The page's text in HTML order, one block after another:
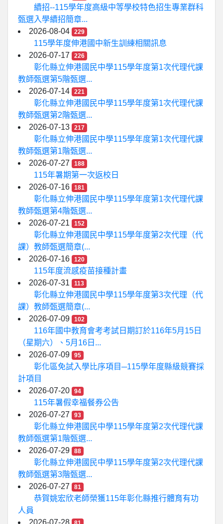
續招--115學年度高級中等學校特色招生專業群科
甄選入學續招簡章...
2026-08-04
229
115學年度伸港國中新生訓練相關訊息
2026-07-17
226
彰化縣立伸港國民中學115學年度第1次代理代課
教師甄選第5階甄選...
2026-07-14
221
彰化縣立伸港國民中學115學年度第1次代理代課
教師甄選第2階甄選...
2026-07-13
217
彰化縣立伸港國民中學115學年度第1次代理代課
教師甄選第1階甄選...
2026-07-27
188
115年暑期第一次返校日
2026-07-16
181
彰化縣立伸港國民中學115學年度第1次代理代課
教師甄選第4階甄選...
2026-07-21
152
彰化縣立伸港國民中學115學年度第2次代理（代
課）教師甄選簡章(...
2026-07-16
120
115年度流感疫苗接種計畫
2026-07-31
113
彰化縣立伸港國民中學115學年度第3次代理（代
課）教師甄選簡章(...
2026-07-09
102
116年國中教育會考考試日期訂於116年5月15日
（星期六）、5月16日...
2026-07-09
95
彰化區免試入學比序項目─115學年度縣級競賽採
計項目
2026-07-20
94
115年暑假幸福餐券公告
2026-07-27
93
彰化縣立伸港國民中學115學年度第2次代理代課
教師甄選第1階甄選...
2026-07-29
88
彰化縣立伸港國民中學115學年度第2次代理代課
教師甄選第3階甄選...
2026-07-27
81
恭賀姚宏欣老師榮獲115年彰化縣推行體育有功
人員
2026-07-28